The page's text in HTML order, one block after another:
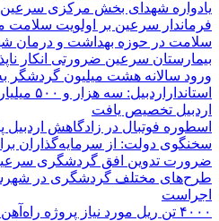
یادواره شهدای بخش مرکزی سرعین
فرماندار سرعین بر اولویت سلامت
سلامت در حوزه بهداشت و درمان
بیمارستان سرعین ضرورتی انکار
ورود سالانه هشت میلیون گردشگر
اردبیل تخصیص یافت
اسطوره فوتبال در زادگاهش
سخنگوی دولت: از سرمایه‌گذاران
ضرورت تدوین افق گردشگری
طرح‌های مختلف گردشگری در
اجراست
۴۰۰۰ تن ریل مورد نیاز پروژه